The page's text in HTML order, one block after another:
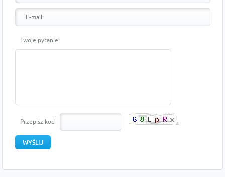
Twoje pytanie:
Przepisz kod